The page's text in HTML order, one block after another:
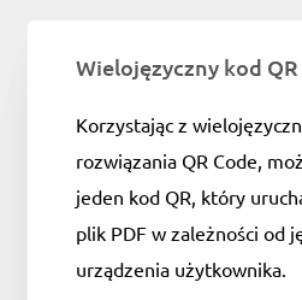
Wielojęzyczny kod QR
Korzystając z
rozwiązania QR Code,
jeden kod QR, który
plik PDF w zależności od
urządzenia użytkownika.